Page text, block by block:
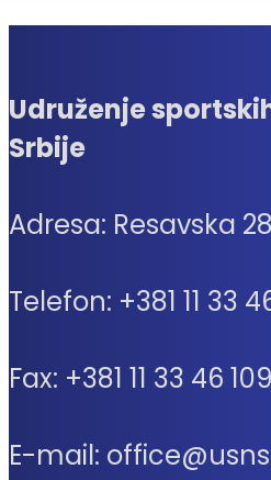
Udruženje
Srbije
Adresa: Resavska
Telefon: +381 11 33
Fax: +381 11 33 46 109
E-mail: